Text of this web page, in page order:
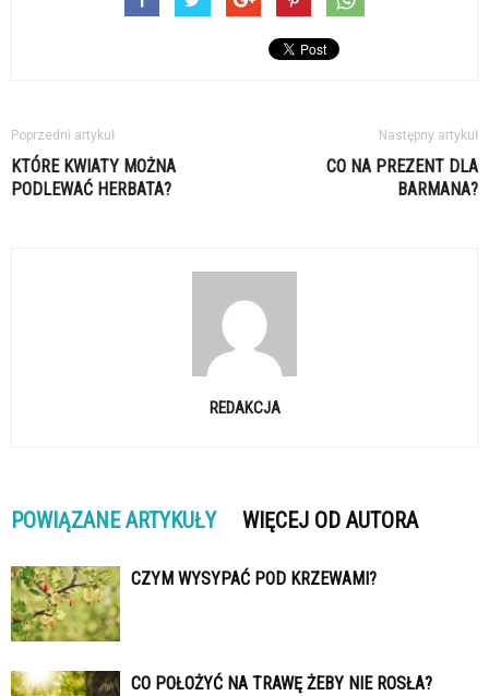
Poprzedni artykuł
KTÓRE KWIATY MOŻNA
PODLEWAĆ HERBATA?
Następny artykuł
CO NA PREZENT DLA
BARMANA?
REDAKCJA
POWIĄZANE ARTYKUŁY WIĘCEJ OD AUTORA
CZYM WYSYPAĆ POD KRZEWAMI?
CO POŁOŻYĆ NA TRAWĘ ŻEBY NIE ROSŁA?